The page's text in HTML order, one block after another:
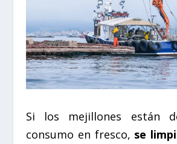
Si los mejillones están
consumo en fresco, se